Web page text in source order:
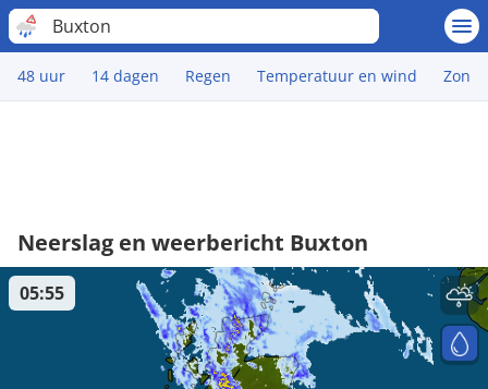
Buxton
48 uur 14 dagen Regen Temperatuur en wind Zon
Neerslag en weerbericht Buxton
05:55